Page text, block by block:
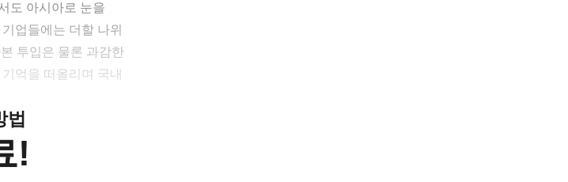
도 아시아로 눈을
업들에는 더할 나위
투입은 물론 과감한
억을 떠올리며 국내
법
!